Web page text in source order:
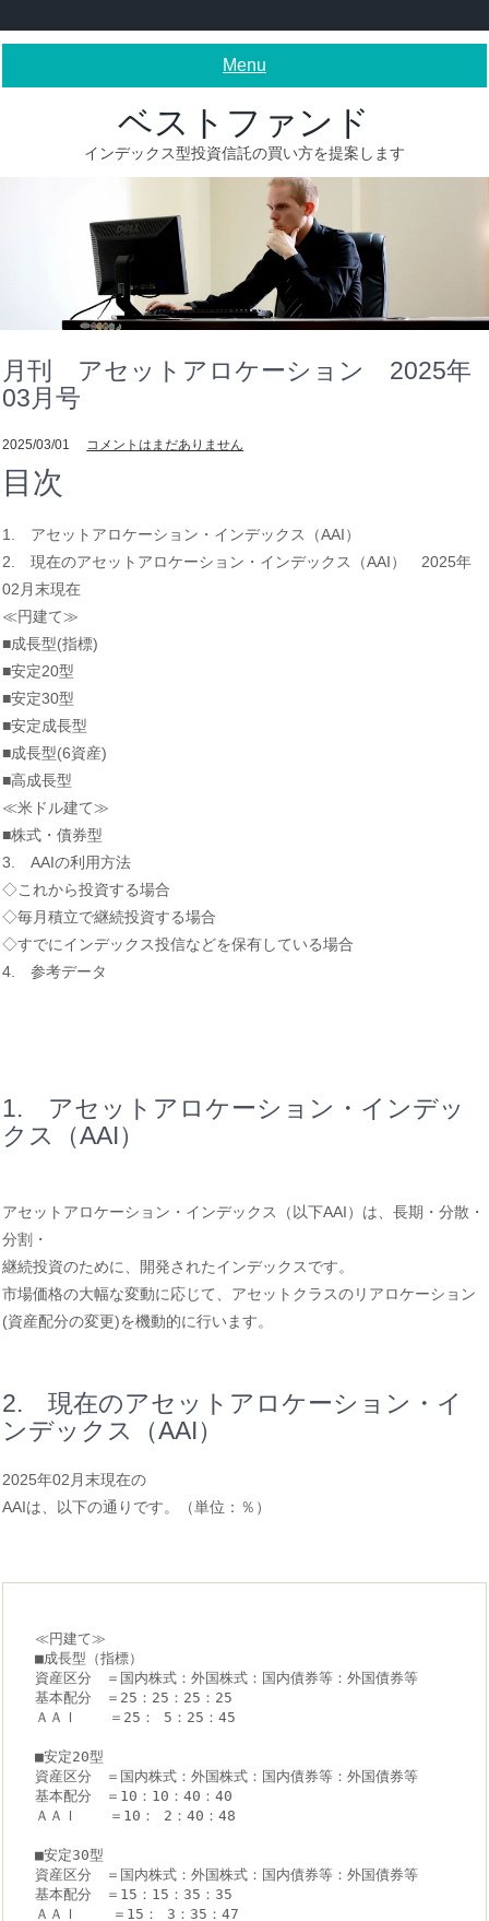
to
Menu
ベストファンド
インデックス型投資信託の買い方を提案します
月刊 アセットアロケーション 2025年
03月号
2025/03/01 コメントはまだありません
目次
1. アセットアロケーション・インデックス（AAI）
2. 現在のアセットアロケーション・インデックス（AAI） 2025年
02月末現在
≪円建て≫
■成長型(指標)
■安定20型
■安定30型
■安定成長型
■成長型(6資産)
■高成長型
≪米ドル建て≫
■株式・債券型
3. AAIの利用方法
◇これから投資する場合
◇毎月積立で継続投資する場合
◇すでにインデックス投信などを保有している場合
4. 参考データ
1. アセットアロケーション・インデッ
クス（AAI）
アセットアロケーション・インデックス（以下AAI）は、長期・分散・
分割・
継続投資のために、開発されたインデックスです。
市場価格の大幅な変動に応じて、アセットクラスのリアロケーション
(資産配分の変更)を機動的に行います。
2. 現在のアセットアロケーション・イ
ンデックス（AAI）
2025年02月末現在の
AAIは、以下の通りです。（単位：％）
≪円建て≫
■成長型（指標）
資産区分　＝国内株式：外国株式：国内債券等：外国債券等
基本配分　＝25：25：25：25
ＡＡＩ　  ＝25： 5：25：45
■安定20型
資産区分　＝国内株式：外国株式：国内債券等：外国債券等
基本配分　＝10：10：40：40
ＡＡＩ　  ＝10： 2：40：48
■安定30型
資産区分　＝国内株式：外国株式：国内債券等：外国債券等
基本配分　＝15：15：35：35
ＡＡＩ    ＝15： 3：35：47